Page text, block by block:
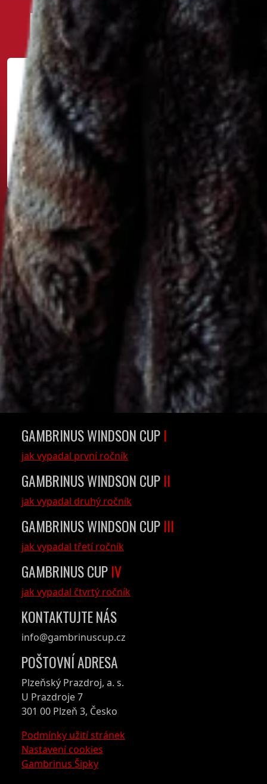
PARTNER TURNAJE
www.windson.eu
MEDIÁLNÍ PARTNER
TURNAJE
sportytv.cz
GAMBRINUS WINDSON CUP I
jak vypadal první ročník
GAMBRINUS WINDSON CUP II
jak vypadal druhý ročník
GAMBRINUS WINDSON CUP III
jak vypadal třetí ročník
GAMBRINUS CUP IV
jak vypadal čtvrtý ročník
KONTAKTUJTE NÁS
info@gambrinuscup.cz
POŠTOVNÍ ADRESA
Plzeňský Prazdroj, a. s.
U Prazdroje 7
301 00 Plzeň 3, Česko
Podmínky užití stránek
Nastavení cookies
Gambrinus Šipky